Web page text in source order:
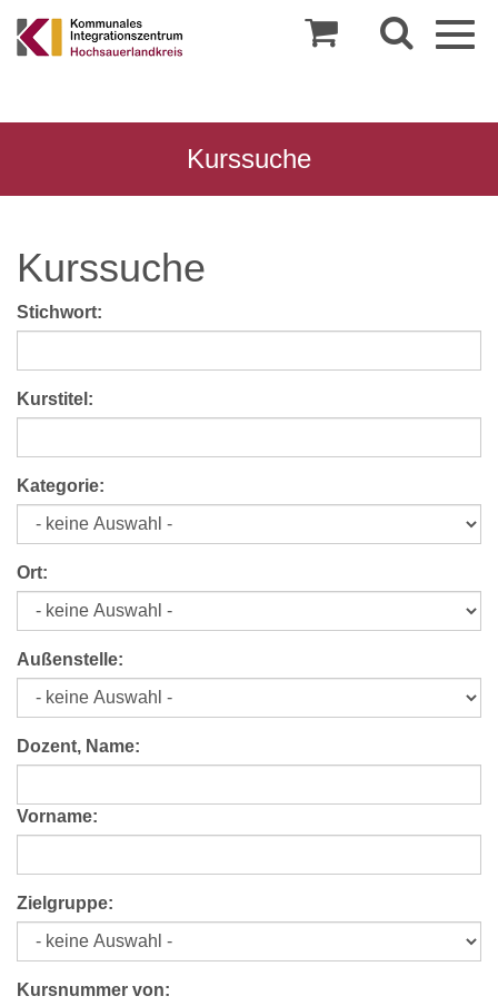
Kurssuche
Kurssuche
Stichwort:
Kurstitel:
Kategorie:
Ort:
Außenstelle:
Dozent, Name:
Vorname:
Zielgruppe:
Kursnummer von: